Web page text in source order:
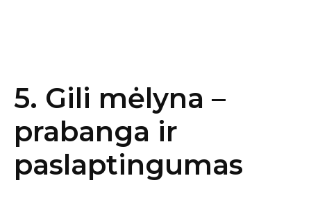
5. Gili mėlyna –
prabanga ir
paslaptingumas